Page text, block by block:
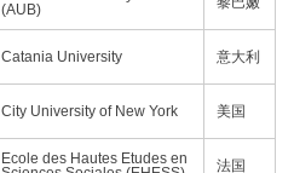
(AUB)
Catania University 意大利
City University of New York 美国
Ecole des Hautes Etudes en
法国